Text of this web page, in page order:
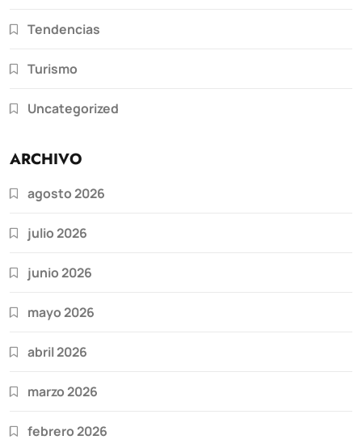
Tendencias
Turismo
Uncategorized
ARCHIVO
agosto 2026
julio 2026
junio 2026
mayo 2026
abril 2026
marzo 2026
febrero 2026